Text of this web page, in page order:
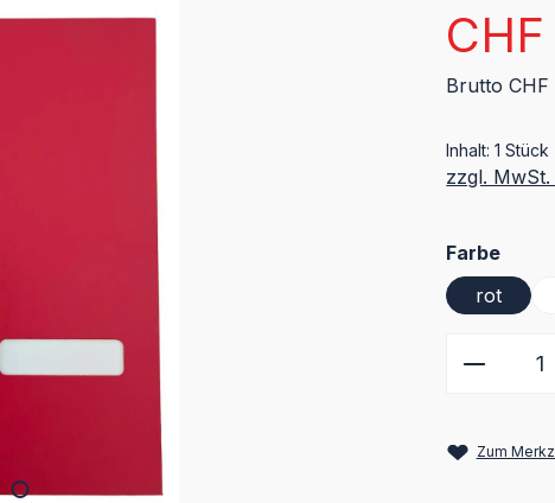
Brutto CHF
Inhalt:1 Stück
zzgl.
Farbe
rot
Zum